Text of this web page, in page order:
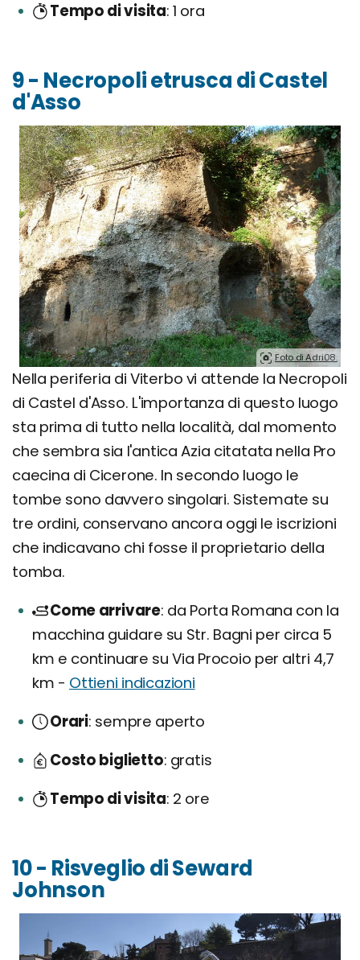
Tempo di visita 1 ora
9 - Necropoli etrusca di Castel
d'Asso
Foto di Adri08.
Nella periferia di Viterbo vi attende la Necropoli
di Castel d'Asso. L'importanza di questo luogo
sta prima di tutto nella località, dal momento
che sembra sia l'antica Azia citatata nella Pro
caecina di Cicerone. In secondo luogo le
tombe sono davvero singolari. Sistemate su
tre ordini, conservano ancora oggi le iscrizioni
che indicavano chi fosse il proprietario della
tomba.
Come arrivare da Porta Romana con la
macchina guidare su Str. Bagni per circa 5
km e continuare su Via Procoio per altri 4,7
km - Ottieni indicazioni
Orari sempre aperto
Costo biglietto gratis
Tempo di visita 2 ore
10 - Risveglio di Seward
Johnson